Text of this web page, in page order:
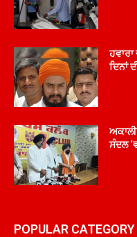
ਦਿਨਾਂ
ਸੰਦਲ
POPULAR CATEGORY